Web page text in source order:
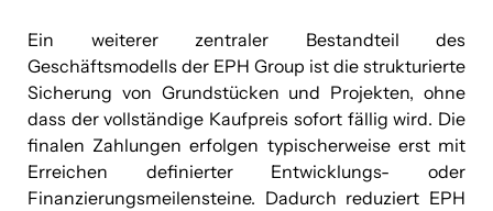
Ein weiterer zentraler Bestandteil des
Geschäftsmodells der EPH Group ist die strukturierte
Sicherung von Grundstücken und Projekten, ohne
dass der vollständige Kaufpreis sofort fällig wird. Die
finalen Zahlungen erfolgen typischerweise erst mit
Erreichen definierter Entwicklungs- oder
Finanzierungsmeilensteine. Dadurch reduziert EPH